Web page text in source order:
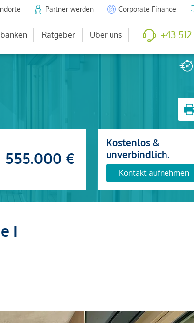
Partner werden Corporate Finance
Ratgeber Über uns +43
555.000 €
Kostenlos &
unverbindlich.
Kontakt aufnehmen
I